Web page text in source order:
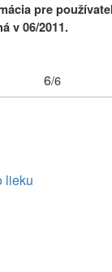
pre
v 06/2011.
6/6
lieku